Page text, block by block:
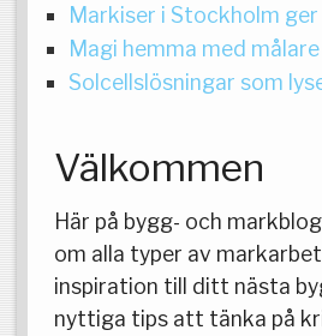
Markiser i Stockholm
Magi hemma med
Solcellslösningar som
Välkommen
Här på bygg- och
om alla typer av
inspiration till ditt nästa
nyttiga tips att tänka på